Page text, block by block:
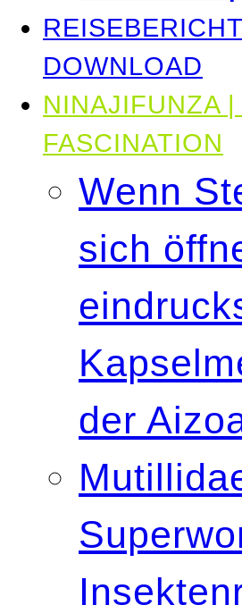
DOWNLOAD
NINAJIFUNZA
FASCINATION
Wenn
sich
der